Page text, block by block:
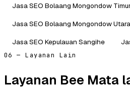
Jasa SEO Bolaang Mongondow
Jasa SEO Bolaang Mongondow Utara
Jasa SEO Kepulauan Sangihe
06 — Layanan Lain
Layanan Bee Mata